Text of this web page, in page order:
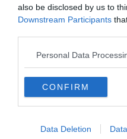
also be disclosed by us to
Downstream Participants
Personal Data
CONFIRM
Data Deletion
espèces protégées telles
des lynx. Le lynx, qu’on